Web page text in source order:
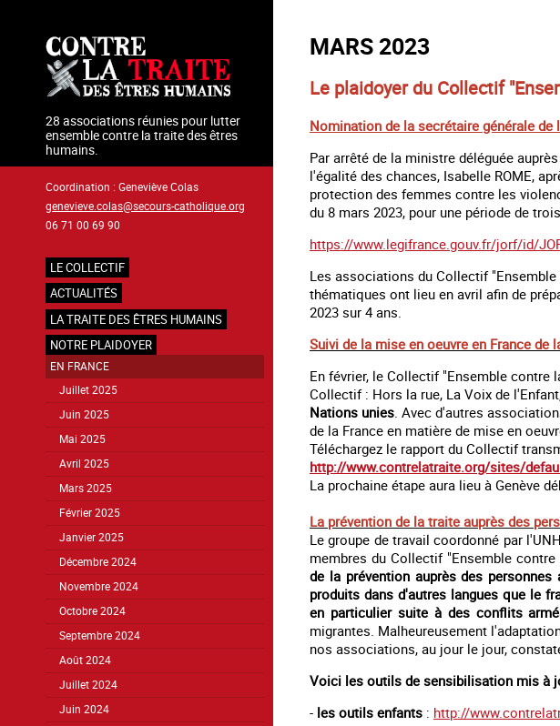
contenu
principal
28 associations réunies pour lutter
ensemble contre la traite des êtres
humains.
Coordination : Geneviève Colas
genevieve.colas@secours-catholique.org
06 71 00 69 90
Navigation
principale
LE COLLECTIF
ACTUALITÉS
LA TRAITE DES ÊTRES HUMAINS
NOTRE PLAIDOYER
EN FRANCE
Juillet 2025
Juin 2025
Mai 2025
Avril 2025
Mars 2025
Février 2025
Janvier 2025
Décembre 2024
Novembre 2024
Octobre 2024
Septembre 2024
Août 2024
Juillet 2024
Juin 2024
MARS 2023
Le plaidoyer du Collectif
Nomination de la secrétaire générale
Par arrêté de la ministre déléguée
l'égalité des chances, Isabelle ROME,
protection des femmes contre les
du 8 mars 2023, pour une période de
https://www.legifrance.gouv.fr/jorf/id/
Les associations du Collectif
thématiques ont lieu en avril afin de
2023 sur 4 ans.
Suivi de la mise en oeuvre en France
En février, le Collectif "Ensemble
Collectif : Hors la rue, La Voix de
Nations unies . Avec d'autres
de la France en matière de mise en
Téléchargez le rapport du Collectif
http://www.contrelatraite.org/sites/
La prochaine étape aura lieu à Genève
La prévention de la traite auprès des
Le groupe de travail coordonné par
membres du Collectif "Ensemble
de la prévention auprès des
produits dans d'autres langues que le
en particulier suite à des conflits
migrantes. Malheureusement
nos associations, au jour le jour,
Voici les outils de sensibilisation mis à
- les outils enfants : http://